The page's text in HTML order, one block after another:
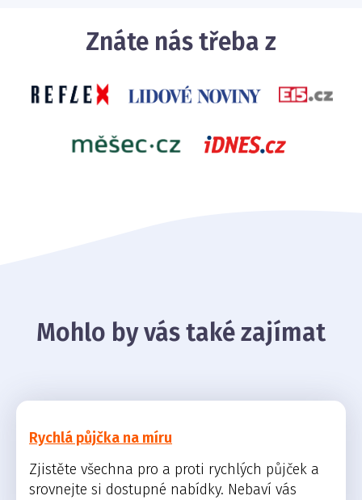
Znáte nás třeba z
Mohlo by vás také zajímat
Rychlá půjčka na míru
Zjistěte všechna pro a proti rychlých půjček a
srovnejte si dostupné nabídky. Nebaví vás